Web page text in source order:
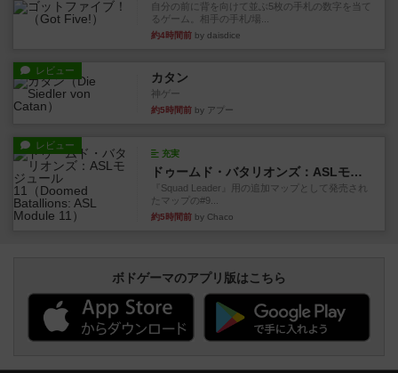
自分の前に背を向けて並ぶ5枚の手札の数字を当て
るゲーム。相手の手札/場...
約4時間前 by daisdice
レビュー カタン
神ゲー
約5時間前 by アプー
レビュー
充実
ドゥームド・バタリオンズ：ASLモジュール11
『Squad Leader』用の追加マップとして発売され
たマップの#9...
約5時間前 by Chaco
ボドゲーマのアプリ版はこちら